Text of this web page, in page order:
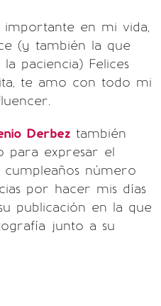
importante en mi vida,
(y también la que
paciencia) Felices
te amo con todo mi
Derbez también
para expresar el
número
por hacer mis días
publicación en la que
junto a su